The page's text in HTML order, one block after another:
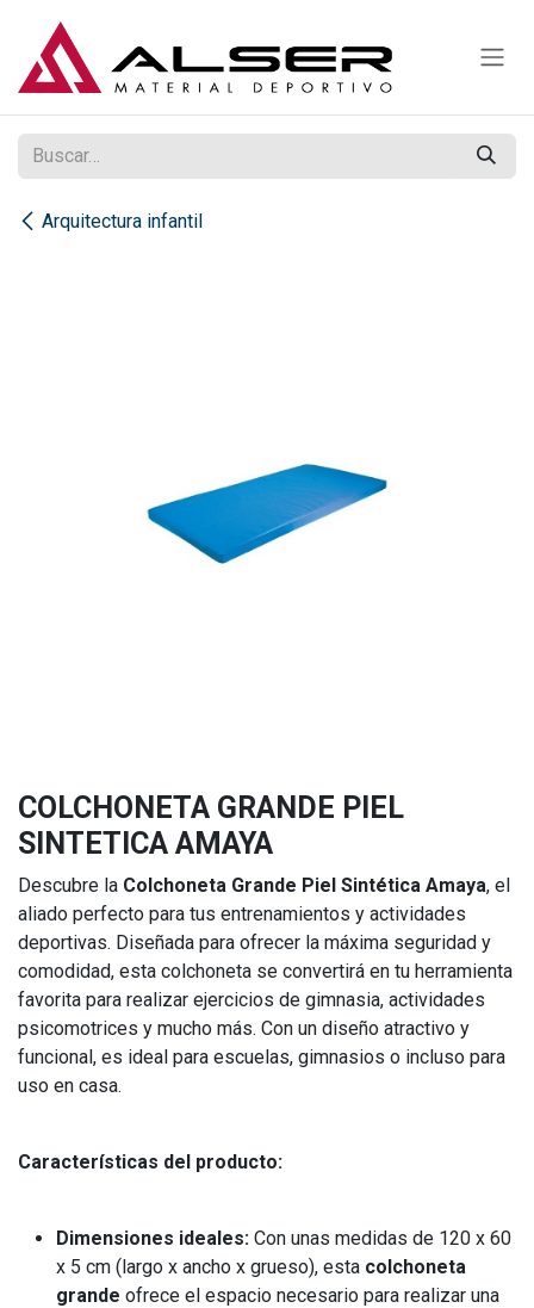
Arquitectura infantil
COLCHONETA GRANDE PIEL
SINTETICA AMAYA
Descubre la Colchoneta Grande Piel Sintética Amaya, el
aliado perfecto para tus entrenamientos y actividades
deportivas. Diseñada para ofrecer la máxima seguridad y
comodidad, esta colchoneta se convertirá en tu herramienta
favorita para realizar ejercicios de gimnasia, actividades
psicomotrices y mucho más. Con un diseño atractivo y
funcional, es ideal para escuelas, gimnasios o incluso para
uso en casa.
Características del producto:
Dimensiones ideales: Con unas medidas de 120 x 60
x 5 cm (largo x ancho x grueso), esta colchoneta
grande ofrece el espacio necesario para realizar una